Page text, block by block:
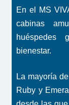
En el MS
cabinas
huéspedes
bienestar.
La mayoría
Ruby y